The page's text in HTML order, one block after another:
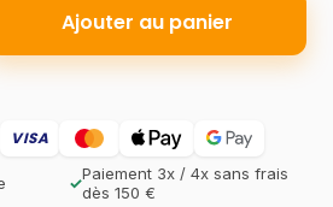
Ajouter au panier
VISA
✓Paiement 3x / 4x sans frais
dès 150 €